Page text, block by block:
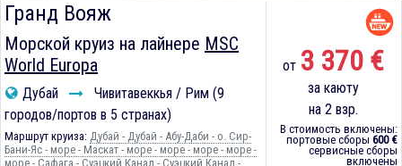
Гранд Вояж
Морской круиз на лайнере MSC
World Europa
Дубай
Чивитавеккья / Рим (9
городов/портов в 5 странах)
Маршрут круиза: Дубай - Дубай - Абу-Даби - о. Сир-
Бани-Яс - море - Маскат - море - море - море - море -
море - Сафага - Суэцкий Канал - Суэцкий Канал -
от 3 370 €
за каюту
на 2 взр.
В стоимость включены:
портовые сборы 600 €
сервисные сборы
включены